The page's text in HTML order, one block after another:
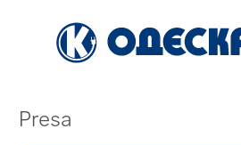
Presa